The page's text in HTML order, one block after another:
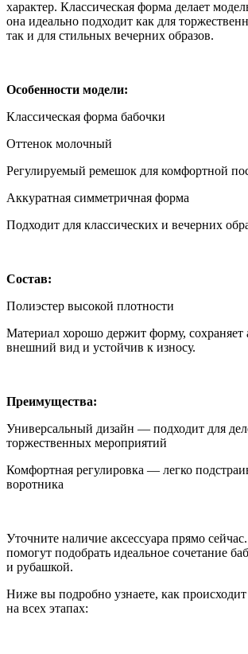
характер. Классическая форма делает
она идеально подходит как для
так и для стильных вечерних образов.
Особенности модели:
Классическая форма бабочки
Оттенок молочный
Регулируемый ремешок для комфортной
Аккуратная симметричная форма
Подходит для классических и вечерних
Состав:
Полиэстер высокой плотности
Материал хорошо держит форму, сохраняет
внешний вид и устойчив к износу.
Преимущества:
Универсальный дизайн — подходит для
торжественных мероприятий
Комфортная регулировка — легко
воротника
Уточните наличие аксессуара прямо
помогут подобрать идеальное сочетание
и рубашкой.
Ниже вы подробно узнаете, как
на всех этапах: